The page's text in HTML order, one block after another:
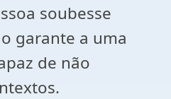
soubesse
garante a uma
de não